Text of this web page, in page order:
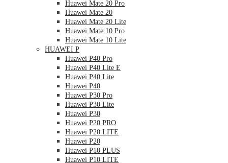
Huawei Mate 20 Pro
Huawei Mate 20
Huawei Mate 20 Lite
Huawei Mate 10 Pro
Huawei Mate 10 Lite
HUAWEI P
Huawei P40 Pro
Huawei P40 Lite E
Huawei P40 Lite
Huawei P40
Huawei P30 Pro
Huawei P30 Lite
Huawei P30
Huawei P20 PRO
Huawei P20 LITE
Huawei P20
Huawei P10 PLUS
Huawei P10 LITE